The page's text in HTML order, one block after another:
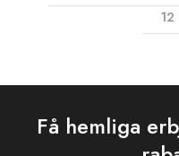
12
Få hemliga